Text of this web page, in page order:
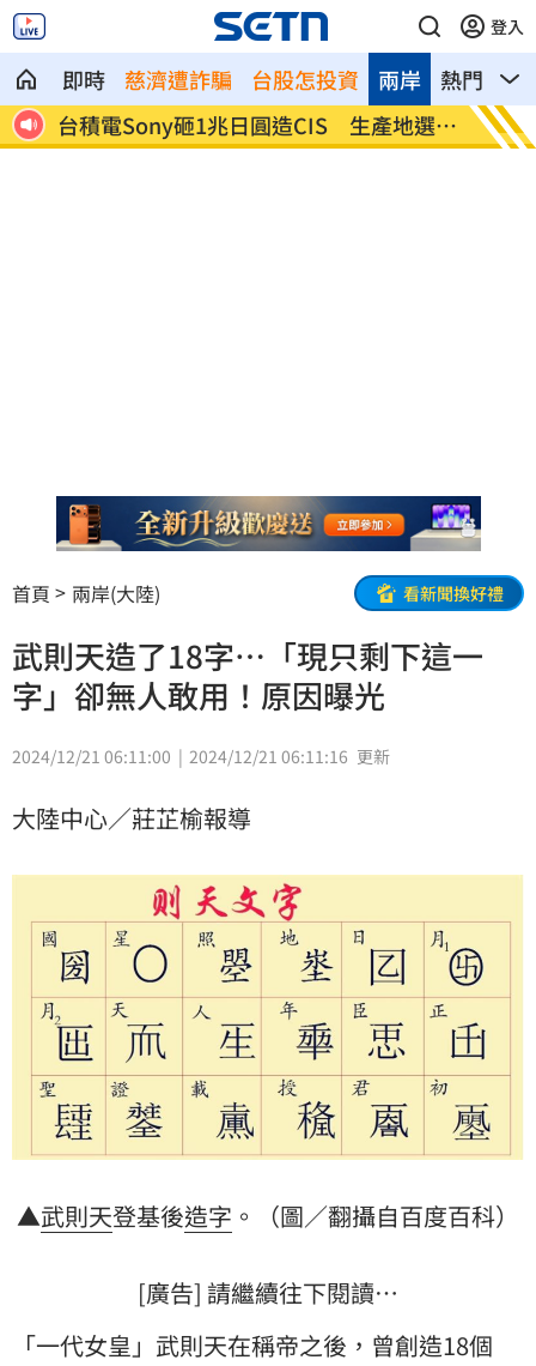
登入
即時 慈濟遭詐騙 台股怎投資 熱門 影
兩岸
應
台積電Sony砸1兆日圓造CIS 生產地選這
裡
公視
首頁 兩岸(大陸) 看新聞換好禮
武則天造了18字…「現只剩下這一
字」卻無人敢用！原因曝光
2024/12/21 06:11:00 2024/12/21 06:11:16 更新
大陸中心／莊芷榆報導
▲武則天登基後造字 。（圖／翻攝自百度百科）
[廣告] 請繼續往下閱讀…
「一代女皇」武則天在稱帝之後，曾創造18個